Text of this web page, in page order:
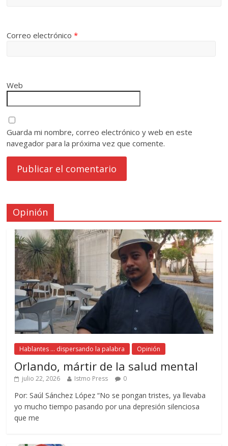
Correo electrónico*
Web
Guarda mi nombre, correo electrónico y web en este
navegador para la próxima vez que comente.
Opinión
Hablantes ... dispersando la palabra Opinión
Orlando, mártir de la salud mental
julio 22, 2026 Istmo Press 0
Por: Saúl Sánchez López “No se pongan tristes, ya llevaba
yo mucho tiempo pasando por una depresión silenciosa
que me